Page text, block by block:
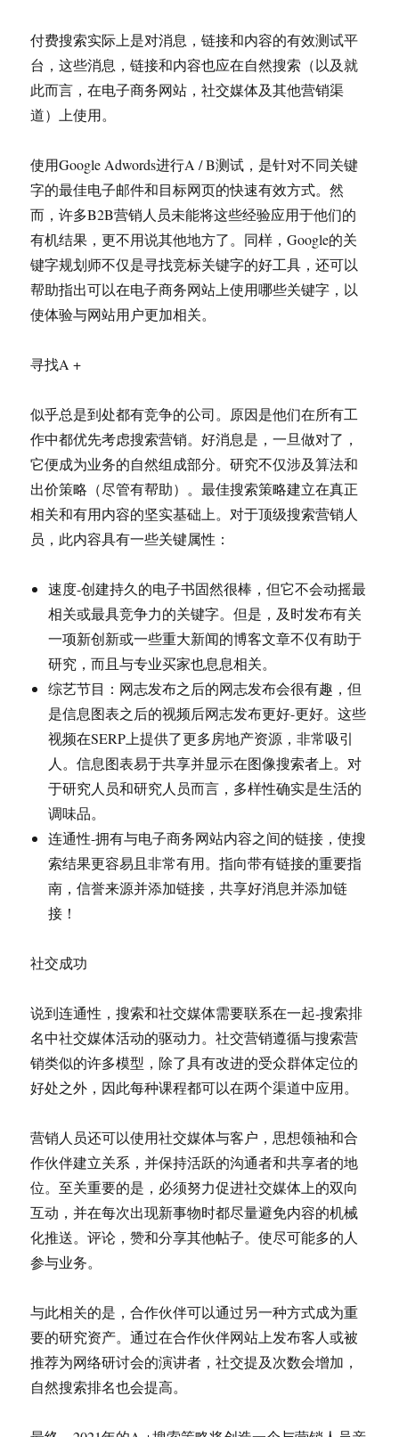
付费搜索实际上是对消息，链接和内容的有效测试平
台，这些消息，链接和内容也应在自然搜索（以及就
此而言，在电子商务网站，社交媒体及其他营销渠
道）上使用。
使用Google Adwords进行A / B测试，是针对不同关键
字的最佳电子邮件和目标网页的快速有效方式。然
而，许多B2B营销人员未能将这些经验应用于他们的
有机结果，更不用说其他地方了。同样，Google的关
键字规划师不仅是寻找竞标关键字的好工具，还可以
帮助指出可以在电子商务网站上使用哪些关键字，以
使体验与网站用户更加相关。
寻找A +
似乎总是到处都有竞争的公司。原因是他们在所有工
作中都优先考虑搜索营销。好消息是，一旦做对了，
它便成为业务的自然组成部分。研究不仅涉及算法和
出价策略（尽管有帮助）。最佳搜索策略建立在真正
相关和有用内容的坚实基础上。对于顶级搜索营销人
员，此内容具有一些关键属性：
速度-创建持久的电子书固然很棒，但它不会动摇最
相关或最具竞争力的关键字。但是，及时发布有关
一项新创新或一些重大新闻的博客文章不仅有助于
研究，而且与专业买家也息息相关。
综艺节目：网志发布之后的网志发布会很有趣，但
是信息图表之后的视频后网志发布更好-更好。这些
视频在SERP上提供了更多房地产资源，非常吸引
人。信息图表易于共享并显示在图像搜索者上。对
于研究人员和研究人员而言，多样性确实是生活的
调味品。
连通性-拥有与电子商务网站内容之间的链接，使搜
索结果更容易且非常有用。指向带有链接的重要指
南，信誉来源并添加链接，共享好消息并添加链
接！
社交成功
说到连通性，搜索和社交媒体需要联系在一起-搜索排
名中社交媒体活动的驱动力。社交营销遵循与搜索营
销类似的许多模型，除了具有改进的受众群体定位的
好处之外，因此每种课程都可以在两个渠道中应用。
营销人员还可以使用社交媒体与客户，思想领袖和合
作伙伴建立关系，并保持活跃的沟通者和共享者的地
位。至关重要的是，必须努力促进社交媒体上的双向
互动，并在每次出现新事物时都尽量避免内容的机械
化推送。评论，赞和分享其他帖子。使尽可能多的人
参与业务。
与此相关的是，合作伙伴可以通过另一种方式成为重
要的研究资产。通过在合作伙伴网站上发布客人或被
推荐为网络研讨会的演讲者，社交提及次数会增加，
自然搜索排名也会提高。